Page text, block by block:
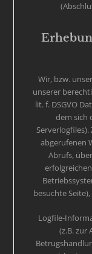
Wir, bzw.
unserer
lit. f. DSGVO
dem sich
abgerufenen
Abrufs,
besuchte
Logfile-
(z.B. zur